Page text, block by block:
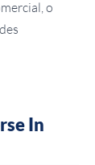
o
In